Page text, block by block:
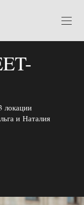
локации
и Наталия